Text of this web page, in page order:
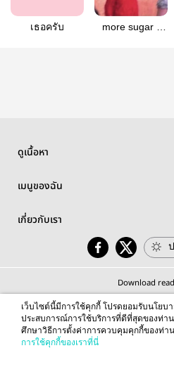
เธอครับ
more sugar -
ดูเนื้อหา
เมนูของฉัน
เกี่ยวกับเรา
Download
© 2026 readAwrite.com by MEB
This site is protected by reCAPTCHA and the Google
เว็บไซต์นี้มีการใช้คุกกี้ โปรดยอมรับนโยบ
ประสบการณ์การใช้บริการที่ดีที่สุดของท่า
ศึกษาวิธีการตั้งค่าการควบคุมคุกกี้ของท่า
การใช้คุกกี้ของเราที่นี่